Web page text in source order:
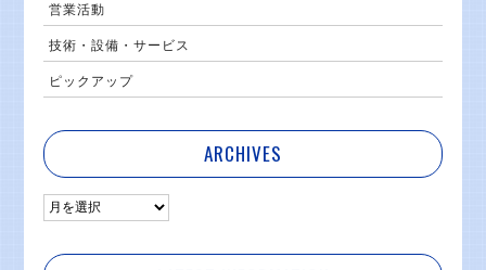
営業活動
技術・設備・サービス
ピックアップ
ARCHIVES